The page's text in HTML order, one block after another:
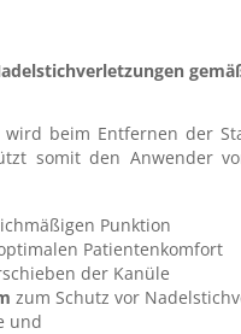
0,7
0,9
1,1
wird beim Entfernen der
somit den Anwender
Punktion
Patientenkomfort
der Kanüle
zum Schutz vor
und